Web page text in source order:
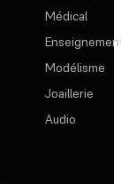
Médical
Modélisme
Joaillerie
Audio